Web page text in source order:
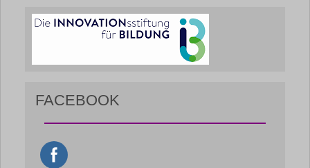
FACEBOOK